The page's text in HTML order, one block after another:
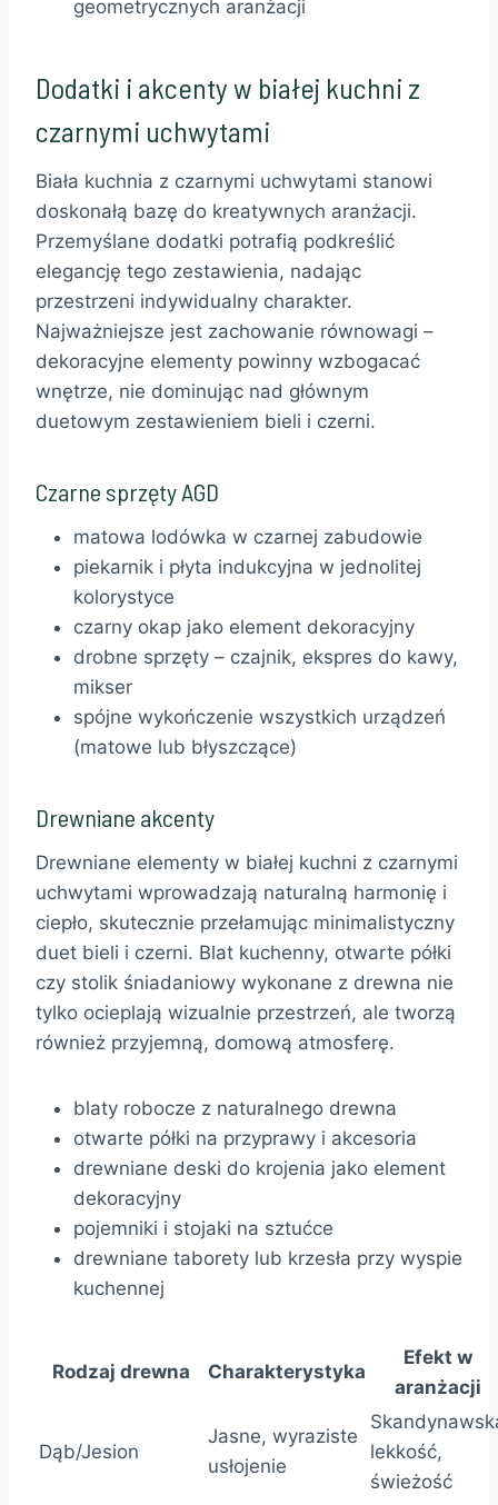
geometrycznych aranżacji
Dodatki i akcenty w białej kuchni z
czarnymi uchwytami
Biała kuchnia z czarnymi uchwytami stanowi
doskonałą bazę do kreatywnych aranżacji.
Przemyślane dodatki potrafią podkreślić
elegancję tego zestawienia, nadając
przestrzeni indywidualny charakter.
Najważniejsze jest zachowanie równowagi –
dekoracyjne elementy powinny wzbogacać
wnętrze, nie dominując nad głównym
duetowym zestawieniem bieli i czerni.
Czarne sprzęty AGD
matowa lodówka w czarnej zabudowie
piekarnik i płyta indukcyjna w jednolitej
kolorystyce
czarny okap jako element dekoracyjny
drobne sprzęty – czajnik, ekspres do kawy,
mikser
spójne wykończenie wszystkich urządzeń
(matowe lub błyszczące)
Drewniane akcenty
Drewniane elementy w białej kuchni z czarnymi
uchwytami wprowadzają naturalną harmonię i
ciepło, skutecznie przełamując minimalistyczny
duet bieli i czerni. Blat kuchenny, otwarte półki
czy stolik śniadaniowy wykonane z drewna nie
tylko ocieplają wizualnie przestrzeń, ale tworzą
również przyjemną, domową atmosferę.
blaty robocze z naturalnego drewna
otwarte półki na przyprawy i akcesoria
drewniane deski do krojenia jako element
dekoracyjny
pojemniki i stojaki na sztućce
drewniane taborety lub krzesła przy wyspie
kuchennej
Rodzaj drewna Charakterystyka
Efekt w
aranżacji
Dąb/Jesion
Jasne, wyraziste
usłojenie
lekkość,
świeżość